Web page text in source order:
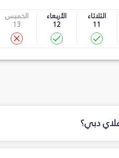
الثلاثاء
11
الأربعاء
12
الخميس
13
دبي؟